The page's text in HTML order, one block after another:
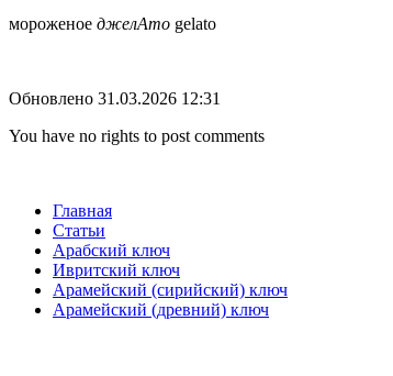
мороженое джелАто gelato
Обновлено 31.03.2026 12:31
You have no rights to post comments
Главная
Статьи
Арабский ключ
Ивритский ключ
Арамейский (сирийский) ключ
Арамейский (древний) ключ